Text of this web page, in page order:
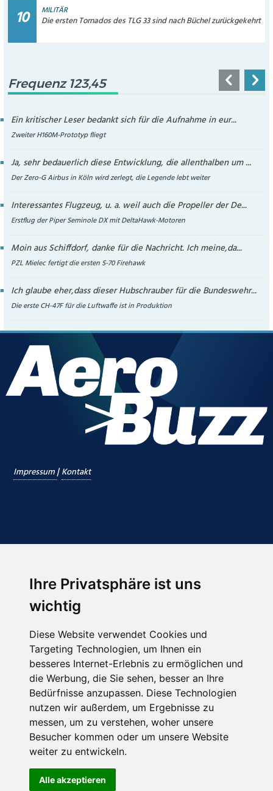
Ihre Privatsphäre ist uns
wichtig
Diese Website verwendet Cookies und
Targeting Technologien, um Ihnen ein
besseres Internet-Erlebnis zu ermöglichen und
die Werbung, die Sie sehen, besser an Ihre
Bedürfnisse anzupassen. Diese Technologien
nutzen wir außerdem, um Ergebnisse zu
messen, um zu verstehen, woher unsere
Besucher kommen oder um unsere Website
weiter zu entwickeln.
Alle akzeptieren
MILITÄR
Die ersten Tornados des TLG 33 sind nach Büchel zurückgekehrt
Frequenz 123,45
Ein kritischer Leser bedankt sich für die Aufnahme in eur...
Zweiter H160M-Prototyp fliegt
Ja, sehr bedauerlich diese Entwicklung, die allenthalben um ...
Der Zero-G Airbus in Köln wird zerlegt, die Legende lebt weiter
Interessantes Flugzeug, u. a. weil auch die Propeller der De...
Erstflug der Piper Seminole DX mit DeltaHawk-Motoren
Moin aus Schiffdorf, danke für die Nachricht. Ich meine,da...
PZL Mielec fertigt die ersten S-70 Firehawk
Ich glaube eher,dass dieser Hubschrauber für die Bundeswehr...
Die erste CH-47F für die Luftwaffe ist in Produktion
Impressum|Kontakt
Hier finden Sie uns auch
Abonnieren Sie unseren Newsletter
Email*